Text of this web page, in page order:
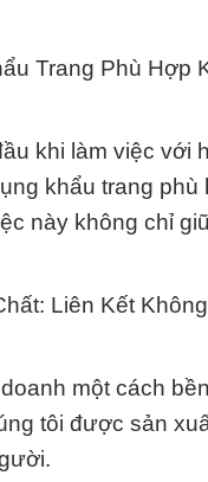
Trang Phù Hợp
khi làm việc với
khẩu trang
này không chỉ
Liên Kết
một cách
tôi được sản